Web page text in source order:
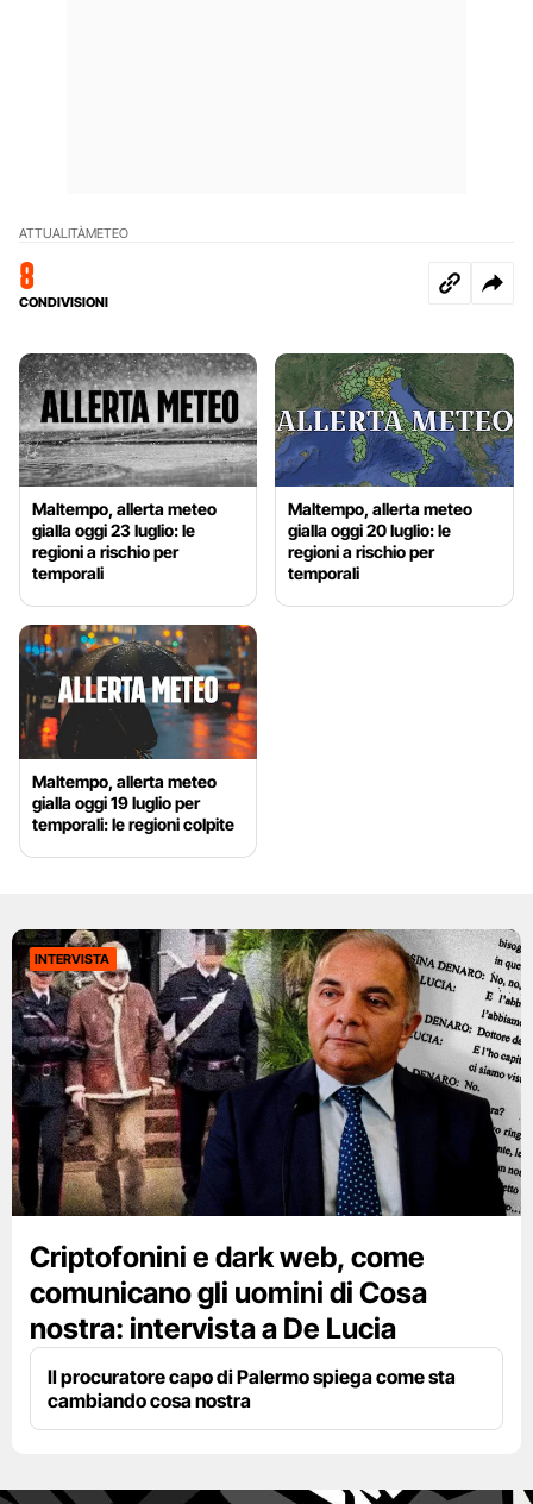
ATTUALITÀMETEO
8
CONDIVISIONI
Maltempo, allerta meteo
gialla oggi 23 luglio: le
regioni a rischio per
temporali
Maltempo, allerta meteo
gialla oggi 20 luglio: le
regioni a rischio per
temporali
Maltempo, allerta meteo
gialla oggi 19 luglio per
temporali: le regioni colpite
INTERVISTA
Criptofonini e dark web, come
comunicano gli uomini di Cosa
nostra: intervista a De Lucia
Il procuratore capo di Palermo spiega come sta
cambiando cosa nostra